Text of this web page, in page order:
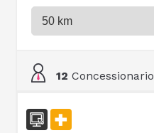
12 Concessionario